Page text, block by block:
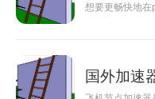
想要更畅快地
国外加速